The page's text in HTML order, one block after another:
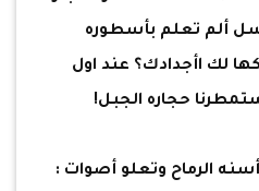
ألم تعلم بأسطوره
لك اأجدادك؟ عند اول
حجاره الجبل!
الرماح وتعلو أصوات :